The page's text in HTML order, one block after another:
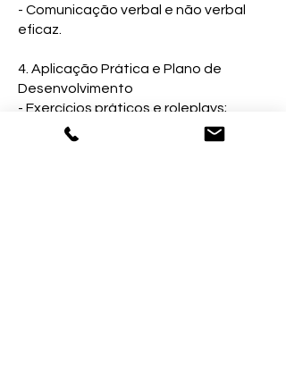
- Comunicação verbal e não verbal
eficaz.
4. Aplicação Prática e Plano de
Desenvolvimento
- Exercícios práticos e roleplays;
- Estratégias para aplicar o DISC no